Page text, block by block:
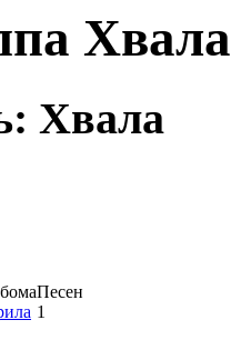
Хвала
Хвала
Песен
1